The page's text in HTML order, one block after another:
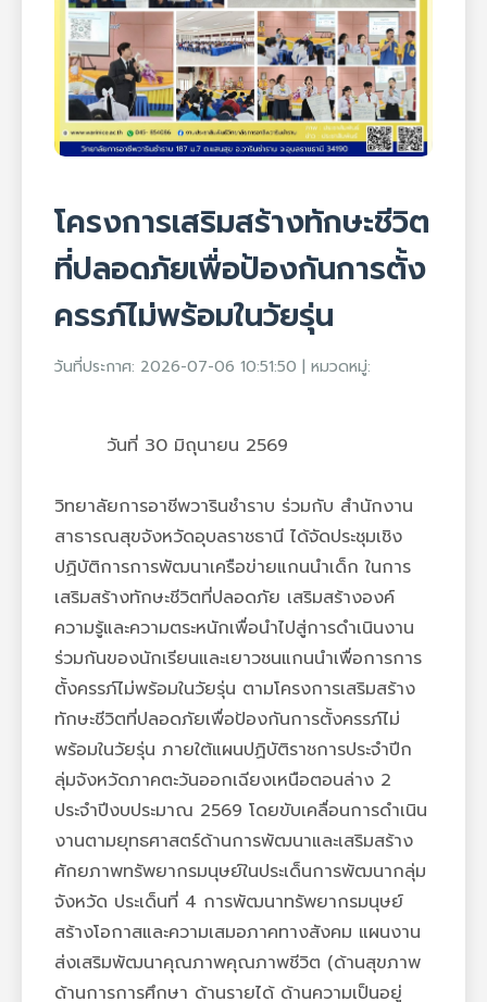
โครงการเสริมสร้างทักษะชีวิต
ที่ปลอดภัยเพื่อป้องกันการตั้ง
ครรภ์ไม่พร้อมในวัยรุ่น
วันที่ประกาศ: 2026-07-06 10:51:50 | หมวดหมู่:
        วันที่ 30 มิถุนายน 2569
วิทยาลัยการอาชีพวารินชำราบ ร่วมกับ สำนักงาน
สาธารณสุขจังหวัดอุบลราชธานี ได้จัดประชุมเชิง
ปฏิบัติการการพัฒนาเครือข่ายแกนนำเด็ก ในการ
เสริมสร้างทักษะชีวิตที่ปลอดภัย เสริมสร้างองค์
ความรู้และความตระหนักเพื่อนำไปสู่การดำเนินงาน
ร่วมกันของนักเรียนและเยาวชนแกนนำเพื่อการการ
ตั้งครรภ์ไม่พร้อมในวัยรุ่น ตามโครงการเสริมสร้าง
ทักษะชีวิตที่ปลอดภัยเพื่อป้องกันการตั้งครรภ์ไม่
พร้อมในวัยรุ่น ภายใต้แผนปฏิบัติราชการประจำปีก
ลุ่มจังหวัดภาคตะวันออกเฉียงเหนือตอนล่าง 2
ประจำปีงบประมาณ 2569 โดยขับเคลื่อนการดำเนิน
งานตามยุทธศาสตร์ด้านการพัฒนาและเสริมสร้าง
ศักยภาพทรัพยากรมนุษย์ในประเด็นการพัฒนากลุ่ม
จังหวัด ประเด็นที่ 4 การพัฒนาทรัพยากรมนุษย์
สร้างโอกาสและความเสมอภาคทางสังคม แผนงาน
ส่งเสริมพัฒนาคุณภาพคุณภาพชีวิต (ด้านสุขภาพ
ด้านการการศึกษา ด้านรายได้ ด้านความเป็นอยู่